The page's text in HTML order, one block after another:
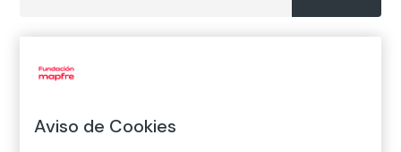
A
H
J K
Aviso de Cookies